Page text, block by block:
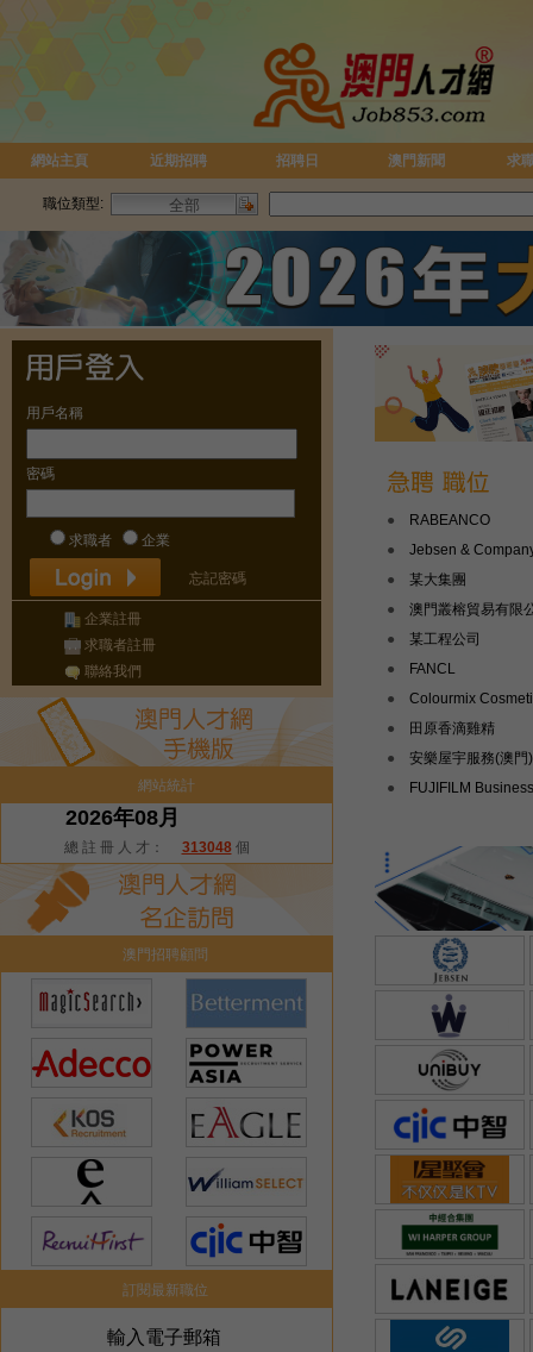
網站主頁 近期招聘 招聘日 澳門新聞 求
職位類型:
●
RABEANCO
●
Jebsen &
Limited
●
某大集團
●
澳門叢榕貿易有限
●
某工程公司
●
FANCL
●
Colourmix
Company Ltd.
●
田原香滴雞精
●
安樂屋宇服務(澳門
公司
●
FUJIFILM Business
用戶名稱
密碼
求職者 企業
忘記密碼
企業註冊
求職者註冊
聯絡我們
網站統計
2026年08月
總 註 冊 人 才： 313048個
澳門招聘顧問
訂閱最新職位